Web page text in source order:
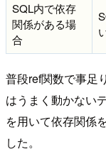
SQL内で依存
関係がある場
合
普段ref関数で事足
はうまく動かない
を用いて依存関係
した。